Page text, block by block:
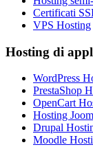
Certificati
VPS Hosting
Hosting di
WordPress
PrestaShop
OpenCart
Hosting
Drupal
Moodle